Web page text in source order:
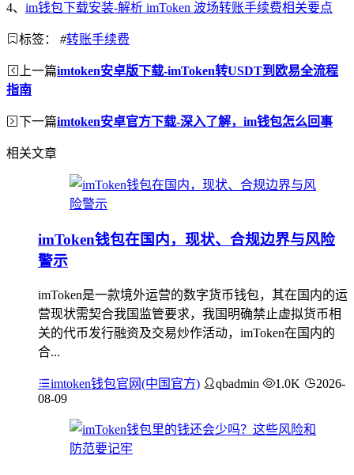
4、 im钱包下载安装-解析 imToken 波场转账手续费相关要点
标签： #转账手续费
上一篇imtoken安卓版下载-imToken转USDT到欧易全流程
指南
下一篇imtoken安卓官方下载-深入了解，im钱包怎么回事
相关文章
imToken钱包在国内，现状、合规边界与风险
警示
imToken是一款境外运营的数字货币钱包，其在国内的运
营现状需契合我国监管要求，我国明确禁止虚拟货币相
关的代币发行融资及交易炒作活动，imToken在国内的
合...
imtoken钱包官网(中国官方) qbadmin 1.0K
2026-
08-09